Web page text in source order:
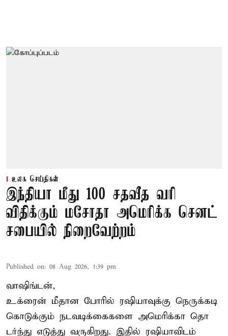
உலக செய்திகள்
இந்தியா மீது 100 சதவீத வரி
விதிக்கும் மசோதா அமெரிக்க செனட்
சபையில் நிறைவேற்றம்
Published on: 08 Aug 2026, 1:39 pm
வாஷிங்டன்,
உக்ரைன் மீதான போரில் ரஷியாவுக்கு நெருக்கடி
கொடுக்கும் நடவடிக்கைகளை அமெரிக்கா தொ
டர்ந்து எடுத்து வருகிறது. இதில் ரஷியாவிடம்